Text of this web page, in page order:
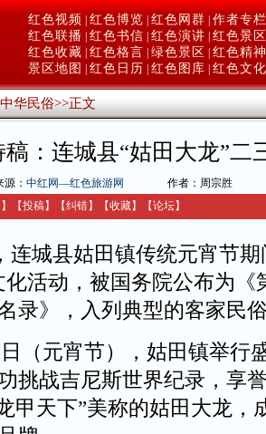
红色视频 红色博览 红色网群 作者专栏
红色联播 红色书信 红色演讲 红色景区
红色收藏 红色格言 绿色景区
红色精神
景区地图
红色日历 红色图库 红色文化
中华民俗>>正文
稿：连城县“姑田大龙”二
源： 中红网—红色旅游网
作者：周宗胜
】 【投稿】 【纠错】 【收藏】 【论坛】
城县姑田镇传统元宵节期
化活动，被国务院公布为《
录》，入列典型的客家民
（元宵节），姑田镇举行
挑战吉尼斯世界纪录，享
甲天下”美称的姑田大龙，